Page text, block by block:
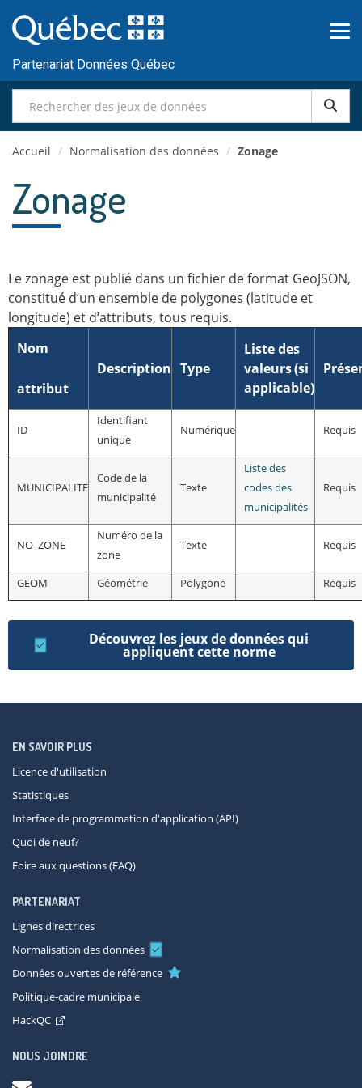
au
contenu
Partenariat Données Québec
Accueil / Normalisation des données / Zonage
Zonage
Le zonage est publié dans un fichier de format GeoJSON,
constitué d’un ensemble de polygones (latitude et
longitude) et d’attributs, tous requis.
Nom
attribut
Description Type
Liste des
valeurs(si
applicable)
ID
Identifiant
unique
Numérique Requis
MUNICIPALITE
Code de la
municipalité
Texte
Liste des
codes des
municipalités
Requis
NO_ZONE
Numéro de la
zone
Texte Requis
GEOM Géométrie Polygone Requis
Découvrez les jeux de données qui
appliquent cette norme
EN SAVOIR PLUS
Licence d'utilisation
Statistiques
Interface de programmation d'application (API)
Quoi de neuf?
Foire aux questions (FAQ)
PARTENARIAT
Lignes directrices
Normalisation des données
Données ouvertes de référence
Politique-cadre municipale
HackQC
NOUS JOINDRE